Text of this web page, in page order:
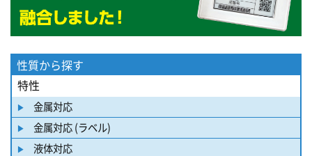
性質から探す
特性
金属対応
金属対応 (ラベル)
液体対応